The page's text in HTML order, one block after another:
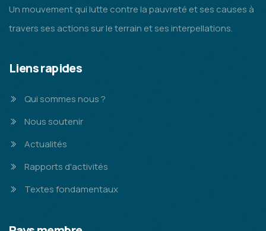
Un mouvement qui lutte contre la pauvreté et ses causes à
travers ses actions sur le terrain et ses interpellations.
Liens rapides
Qui sommes nous ?
Nous soutenir
Actualités
Rapports d'activités
Textes fondamentaux